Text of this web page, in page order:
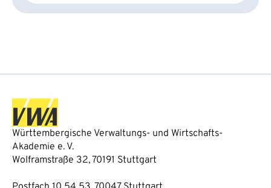
Württembergische Verwaltungs- und Wirtschafts-
Akademie e. V.
Wolframstraße 32, 70191 Stuttgart